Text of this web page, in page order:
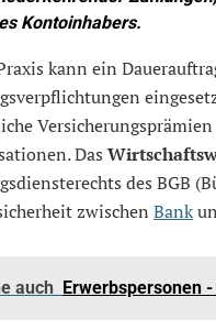
Kontoinhabers.
kann ein
Das
des BGB
zwischen Bank
auch Erwerbspersonen